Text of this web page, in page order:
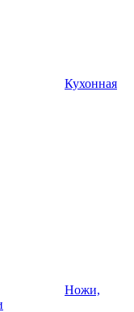
Кухонная
Ножи,